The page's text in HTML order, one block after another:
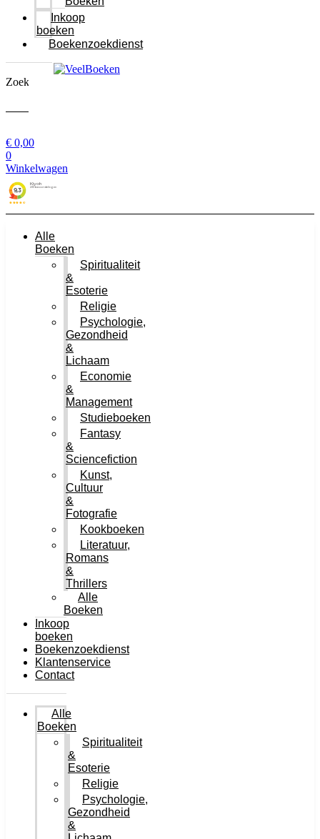
Inkoop
boeken
Boekenzoekdienst
Zoeken
€ 0,00
0
Winkelwagen
Alle
Boeken
Spiritualiteit
&
Esoterie
Religie
Psychologie,
Gezondheid
&
Lichaam
Economie
&
Management
Studieboeken
Fantasy
&
Sciencefiction
Kunst,
Cultuur
&
Fotografie
Kookboeken
Literatuur,
Romans
&
Thrillers
Alle
Boeken
Inkoop
boeken
Boekenzoekdienst
Klantenservice
Contact
Alle
Boeken
Spiritualiteit
&
Esoterie
Religie
Psychologie,
Gezondheid
&